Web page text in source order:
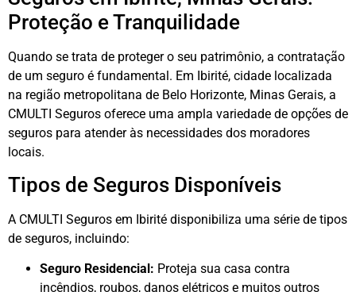
Proteção e Tranquilidade
Quando se trata de proteger o seu patrimônio, a contratação
de um seguro é fundamental. Em Ibirité, cidade localizada
na região metropolitana de Belo Horizonte, Minas Gerais, a
CMULTI Seguros oferece uma ampla variedade de opções de
seguros para atender às necessidades dos moradores
locais.
Tipos de Seguros Disponíveis
A CMULTI Seguros em Ibirité disponibiliza uma série de tipos
de seguros, incluindo:
Seguro Residencial: Proteja sua casa contra
incêndios, roubos, danos elétricos e muitos outros